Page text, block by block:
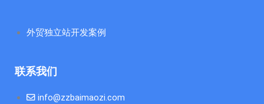
外贸独立站开发案例
联系我们
info@zzbaimaozi.com